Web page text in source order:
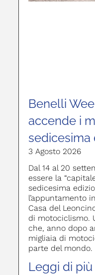
Benelli
accende i
sedicesima
3 Agosto 2026
Dal 14 al 20
essere la
sedicesima
l’appuntamento
Casa del
di motociclismo.
che, anno dopo
migliaia di
parte del mondo.
Leggi di più